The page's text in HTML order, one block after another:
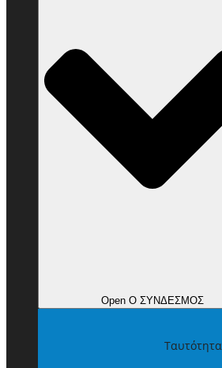
Open Ο ΣΥΝΔΕΣΜΟΣ
Ταυτότητα